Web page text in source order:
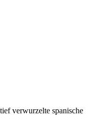
verwurzelte spanische